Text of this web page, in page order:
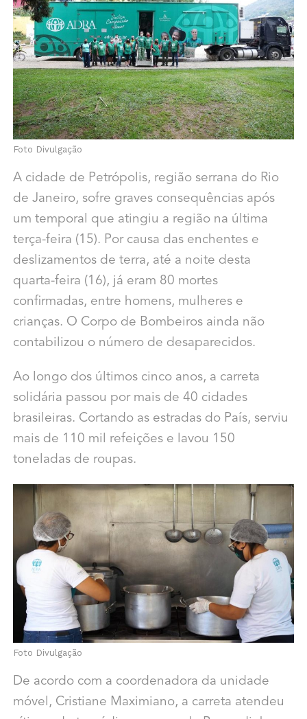
Foto Divulgação
A cidade de Petrópolis, região serrana do Rio
de Janeiro, sofre graves consequências após
um temporal que atingiu a região na última
terça-feira (15). Por causa das enchentes e
deslizamentos de terra, até a noite desta
quarta-feira (16), já eram 80 mortes
confirmadas, entre homens, mulheres e
crianças. O Corpo de Bombeiros ainda não
contabilizou o número de desaparecidos.
Ao longo dos últimos cinco anos, a carreta
solidária passou por mais de 40 cidades
brasileiras. Cortando as estradas do País, serviu
mais de 110 mil refeições e lavou 150
toneladas de roupas.
Foto Divulgação
De acordo com a coordenadora da unidade
móvel, Cristiane Maximiano, a carreta atendeu